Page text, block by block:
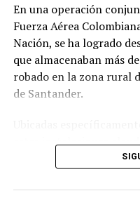
En una operación
Fuerza Aérea
Nación, se ha logrado
que almacenaban más
robado en la zona rural
de Santander.
estas instalaciones
una grave afectación al
de la región. Se